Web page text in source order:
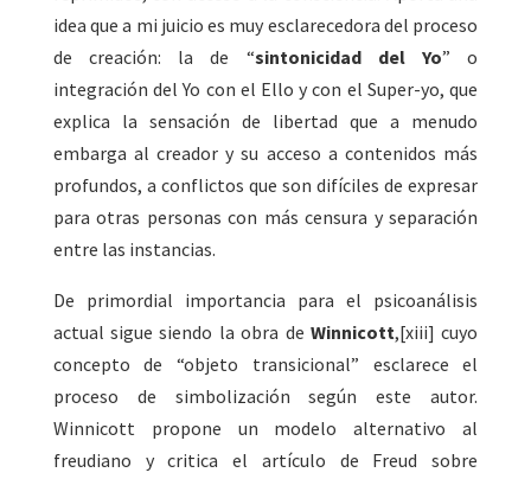
idea que a mi juicio es muy esclarecedora del proceso
de creación: la de “sintonicidad del Yo” o
integración del Yo con el Ello y con el Super-yo, que
explica la sensación de libertad que a menudo
embarga al creador y su acceso a contenidos más
profundos, a conflictos que son difíciles de expresar
para otras personas con más censura y separación
entre las instancias.
De primordial importancia para el psicoanálisis
actual sigue siendo la obra de Winnicott,[xiii] cuyo
concepto de “objeto transicional” esclarece el
proceso de simbolización según este autor.
Winnicott propone un modelo alternativo al
freudiano y critica el artículo de Freud sobre